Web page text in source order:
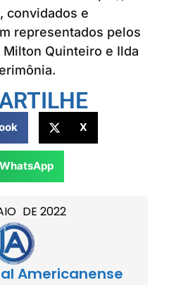
DE 2022
Americanense
convidados e
representados pelos
Quinteiro e Ilda
X
WhatsApp